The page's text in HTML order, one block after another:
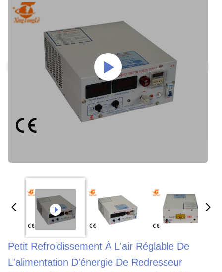
Petit Refroidissement À L'air Réglable De
L'alimentation D'énergie De Redresseur